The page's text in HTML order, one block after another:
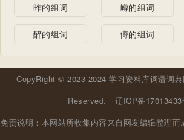
昨的组词 嶟的组词
醉的组词 僔的组词
CopyRight © 2023-2024 学习资料库词语词
Reserved.
辽ICP备17013433
免责说明：本网站所收集内容来自网友编辑整理而